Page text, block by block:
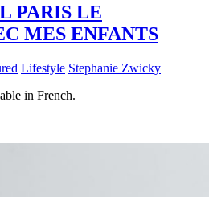
PARIS LE
MES ENFANTS
Lifestyle Stephanie Zwicky
in French.